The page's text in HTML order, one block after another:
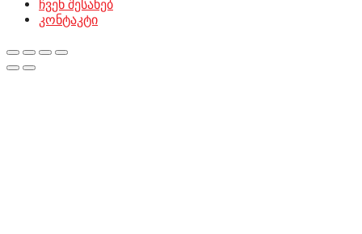
ჩვენ შესახებ
კონტაკტი